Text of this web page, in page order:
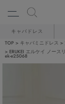
キャバドレス
TOP キャバミニドレス
ERUKEI エルケイ ノー
ek-e25068